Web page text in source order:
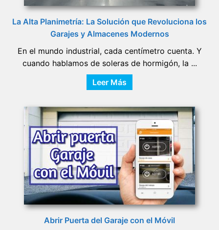
La Alta Planimetría: La Solución que Revoluciona los
Garajes y Almacenes Modernos
En el mundo industrial, cada centímetro cuenta. Y
cuando hablamos de soleras de hormigón, la ...
Leer Más
Abrir Puerta del Garaje con el Móvil